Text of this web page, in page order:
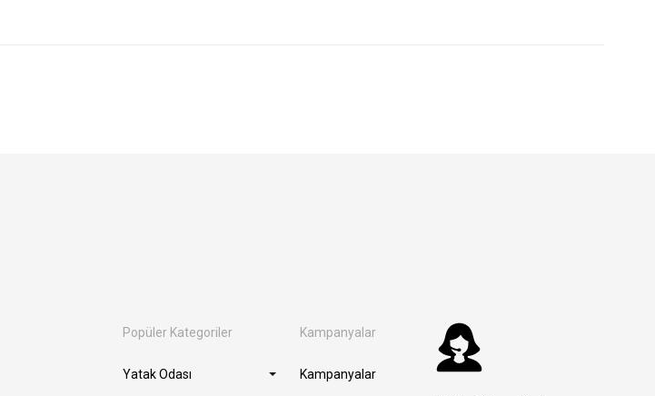
Popüler Kategoriler
Yatak Odası
Kampanyalar
Kampanyalar